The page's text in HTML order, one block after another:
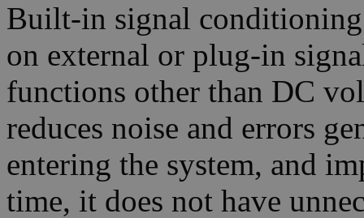
Built-in signal
on external or plug-in
functions other than DC
reduces noise and errors
entering the system, and
time, it does not have